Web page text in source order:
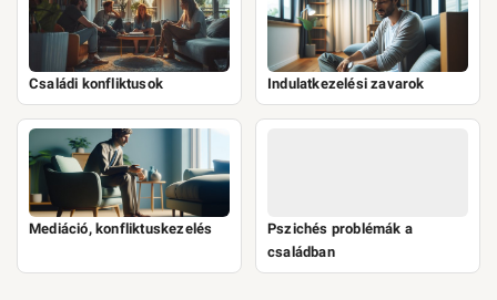
Családi konfliktusok Indulatkezelési zavarok
Mediáció, konfliktuskezelés
Pszichés problémák a
családban